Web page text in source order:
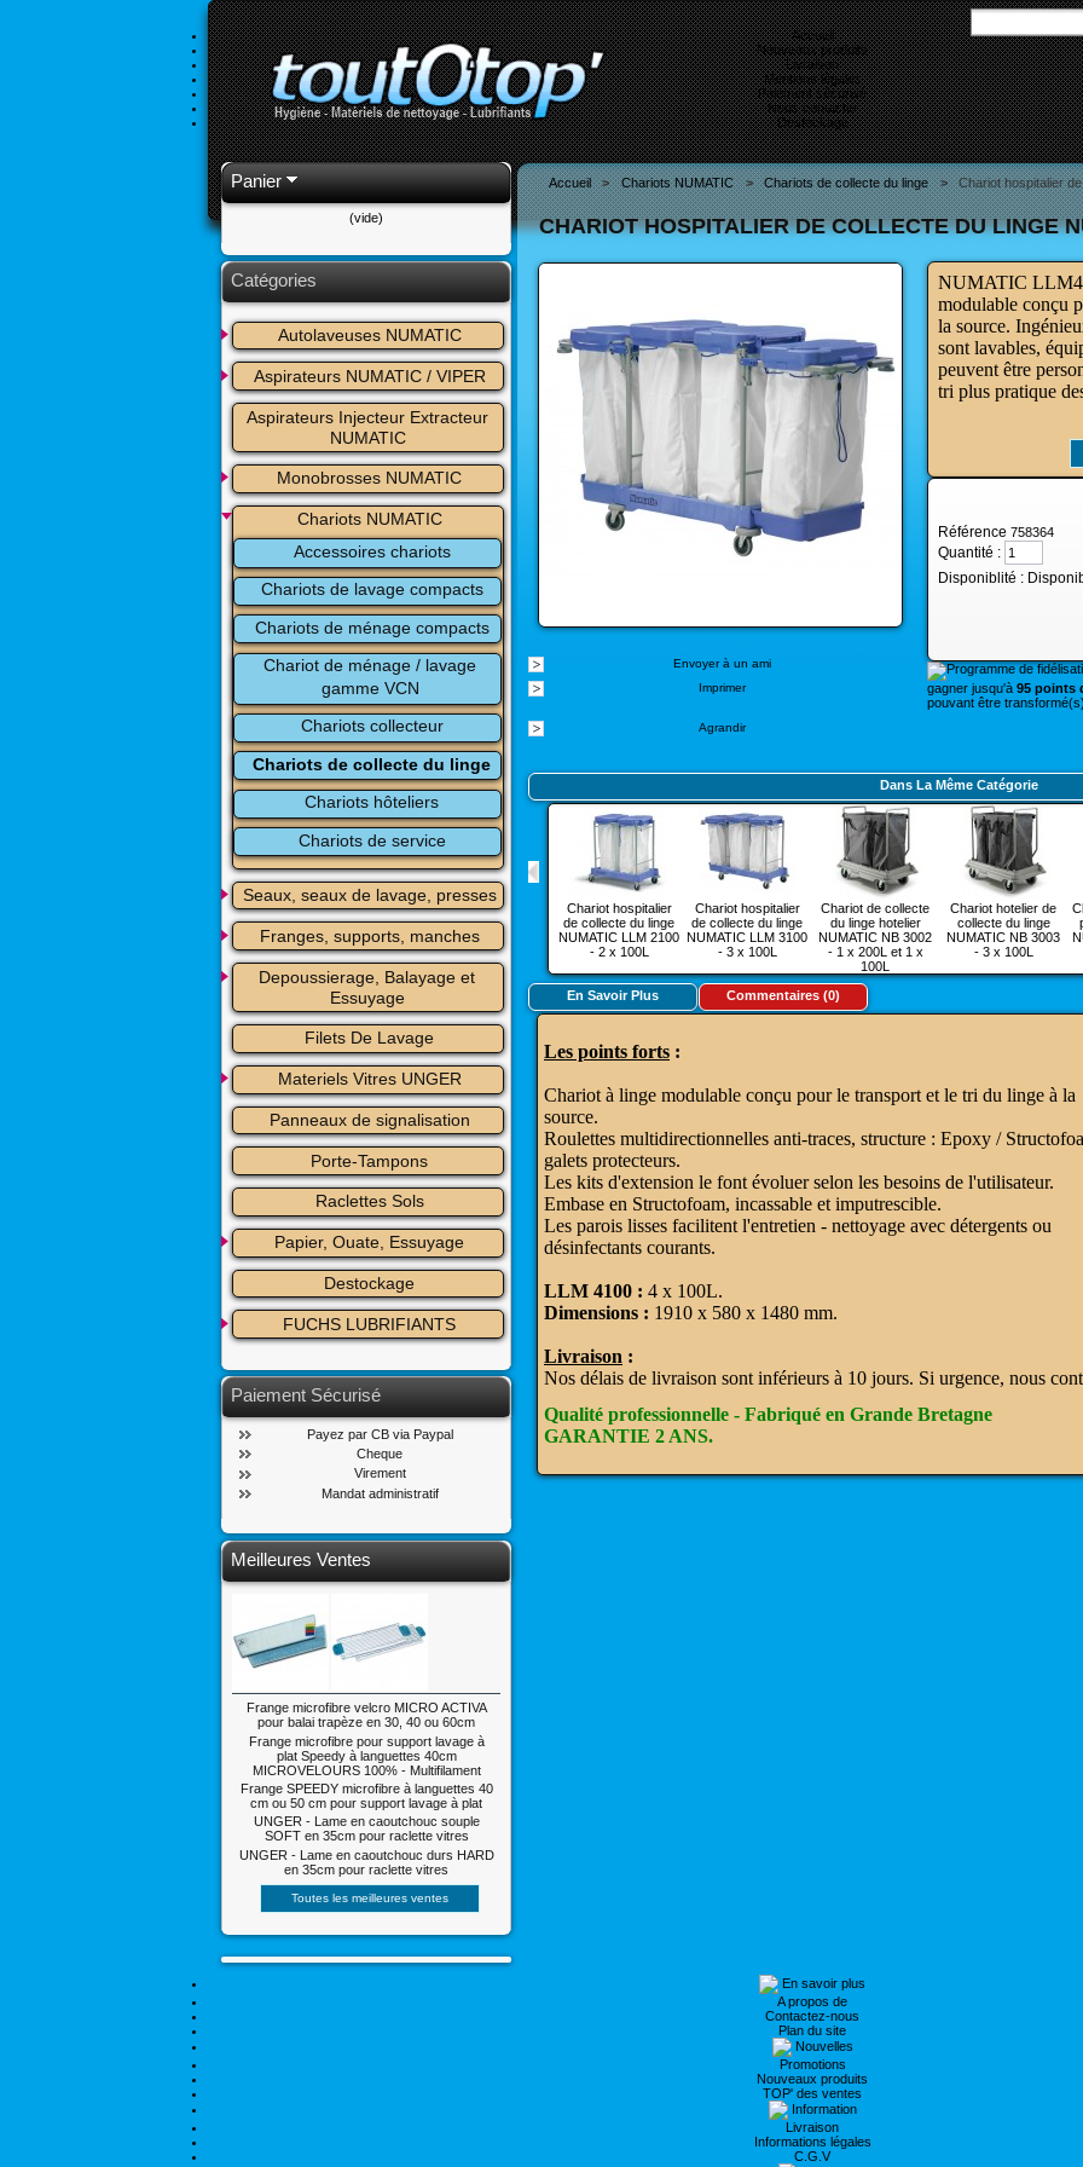
Accueil
Nouveaux produits
Livraison
Mentions légales
Paiement sécurisé
Nous contacter
Destockage
Panier
(vide)
Catégories
Autolaveuses NUMATIC
Aspirateurs NUMATIC / VIPER
Aspirateurs Injecteur Extracteur
NUMATIC
Monobrosses NUMATIC
Chariots NUMATIC
Accessoires chariots
Chariots de lavage compacts
Chariots de ménage compacts
Chariot de ménage / lavage
gamme VCN
Chariots collecteur
Chariots de collecte du linge
Chariots hôteliers
Chariots de service
Seaux, seaux de lavage, presses
Franges, supports, manches
Depoussierage, Balayage et
Essuyage
Filets De Lavage
Materiels Vitres UNGER
Panneaux de signalisation
Porte-Tampons
Raclettes Sols
Papier, Ouate, Essuyage
Destockage
FUCHS LUBRIFIANTS
Paiement Sécurisé
Payez par CB via Paypal
Cheque
Virement
Mandat administratif
Meilleures Ventes
Frange microfibre velcro MICRO ACTIVA
pour balai trapèze en 30, 40 ou 60cm
Frange microfibre pour support lavage à
plat Speedy à languettes 40cm
MICROVELOURS 100% - Multifilament
Frange SPEEDY microfibre à languettes 40
cm ou 50 cm pour support lavage à plat
UNGER - Lame en caoutchouc souple
SOFT en 35cm pour raclette vitres
UNGER - Lame en caoutchouc durs HARD
en 35cm pour raclette vitres
Toutes les meilleures ventes
Accueil > Chariots NUMATIC > Chariots de collecte du linge > Chariot hospitalier
CHARIOT HOSPITALIER DE COLLECTE DU LINGE
Envoyer à un ami
Imprimer
Agrandir
NUMATIC
modulable conçu
la source.
sont lavables,
peuvent être
tri plus pratique
Référence758364
Quantité :
Disponiblité :
gagner jusqu'à 95 points
pouvant être
Dans La Même Catégorie
Chariot hospitalier
de collecte du linge
NUMATIC LLM 2100
- 2 x 100L
Chariot hospitalier
de collecte du linge
NUMATIC LLM 3100
- 3 x 100L
Chariot de collecte
du linge hotelier
NUMATIC NB 3002
- 1 x 200L et 1 x
100L
Chariot hotelier de
collecte du linge
NUMATIC NB 3003
- 3 x 100L
En Savoir Plus Commentaires (0)
Les points forts :
Chariot à linge modulable conçu pour le transport et le tri du linge à la
source.
Roulettes multidirectionnelles anti-traces, structure : Epoxy /
galets protecteurs.
Les kits d'extension le font évoluer selon les besoins de l'utilisateur.
Embase en Structofoam, incassable et imputrescible.
Les parois lisses facilitent l'entretien - nettoyage avec détergents ou
désinfectants courants.
LLM 4100 : 4 x 100L.
Dimensions : 1910 x 580 x 1480 mm.
Livraison :
Nos délais de livraison sont inférieurs à 10 jours. Si urgence, nous
Qualité professionnelle - Fabriqué en Grande Bretagne
GARANTIE 2 ANS.
En savoir plus
A propos de
Contactez-nous
Plan du site
Nouvelles
Promotions
Nouveaux produits
TOP' des ventes
Information
Livraison
Informations légales
C.G.V